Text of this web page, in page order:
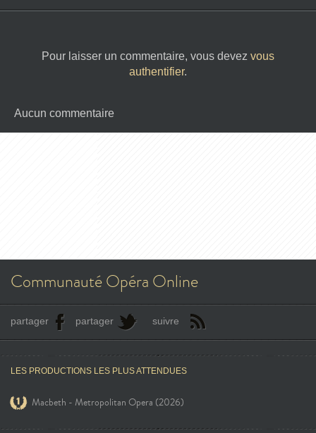
Pour laisser un commentaire, vous devez vous
authentifier.
Aucun commentaire
Communauté Opéra Online
partager partager suivre
LES PRODUCTIONS LES PLUS ATTENDUES
Macbeth - Metropolitan Opera (2026)